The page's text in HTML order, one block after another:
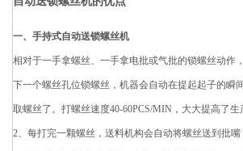
一、手持式自动送锁螺丝机
相对于一手拿螺丝、一手拿电批或气批的锁螺丝动作
下一个螺丝孔位锁螺丝，机器会自动在提起起子的瞬
取螺丝了。打螺丝速度40-60PCS/MIN，大大提高了
2、每打完一颗螺丝，送料机构会自动将螺丝送到批